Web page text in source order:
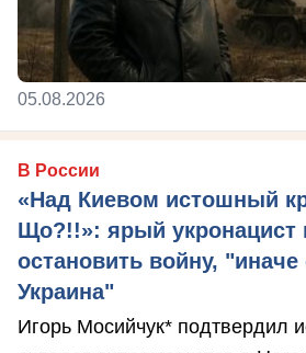
05.08.2026
В России
«Над Киевом истошный
Що?!!»: ярый укронацист
остановить войну, "иначе
Украина"
Игорь Мосийчук* подтвердил